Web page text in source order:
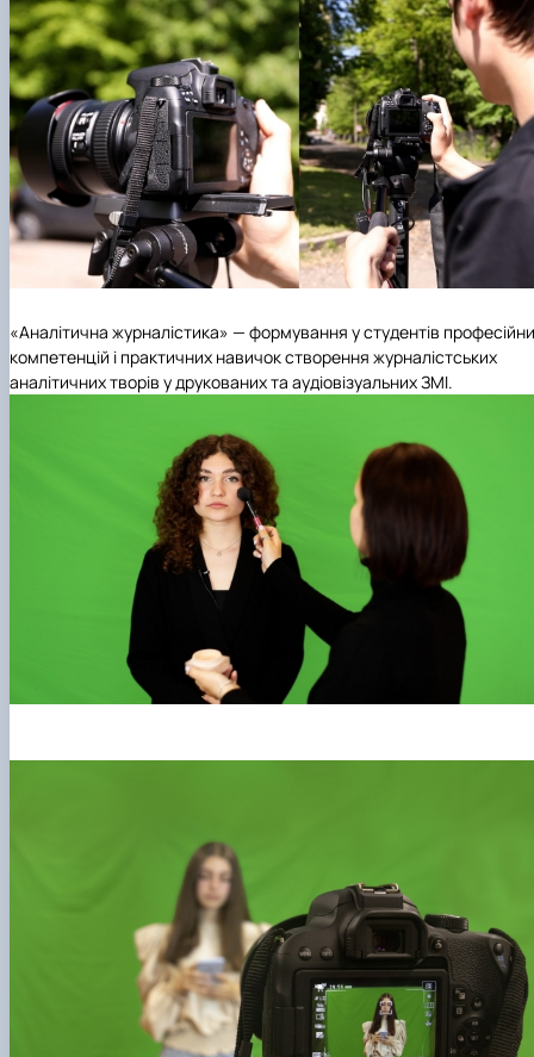
«Аналітична журналістика» — формування у студентів
компетенцій і практичних навичок створення журналістських
аналітичних творів у друкованих та аудіовізуальних ЗМІ.